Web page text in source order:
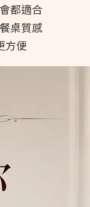
都適合
桌質感
方便